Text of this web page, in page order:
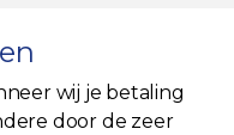
wij je betaling
door de zeer